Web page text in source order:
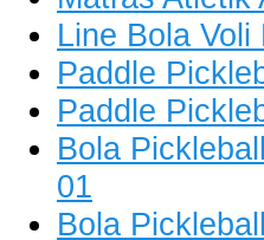
Line Bola Voli
Paddle
Paddle
Bola
01
Bola